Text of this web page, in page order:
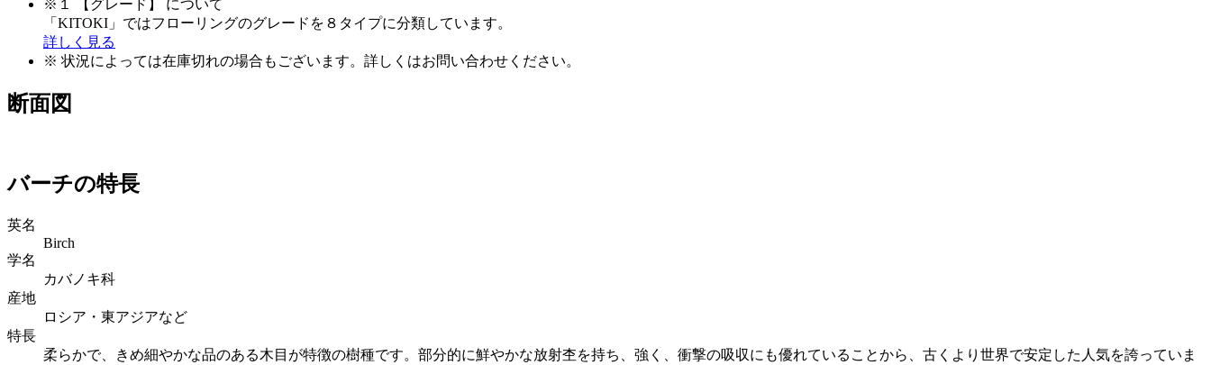
※１ 【グレード】 について
「KITOKI」ではフローリングのグレードを８タイプに分類しています。
詳しく見る
※ 状況によっては在庫切れの場合もございます。詳しくはお問い合わせください。
断面図
バーチの特長
英名
Birch
学名
カバノキ科
産地
ロシア・東アジアなど
特長
柔らかで、きめ細やかな品のある木目が特徴の樹種です。部分的に鮮やかな放射杢を持ち、強く、衝撃の吸収にも優れていることから、古くより世界で安定した人気を誇っていま